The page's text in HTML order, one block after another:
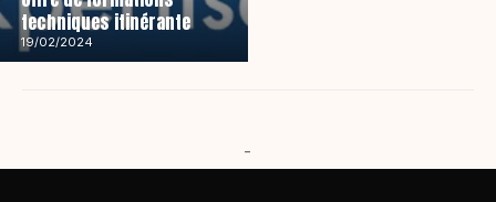
techniques itinérante
19/02/2024
-